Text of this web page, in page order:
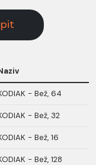
- Bež, 64
- Bež, 32
- Bež, 16
- Bež, 128